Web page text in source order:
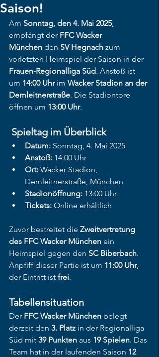
Saison!
Am Sonntag, den 4. Mai 2025,
empfängt der FFC Wacker
München den SV Hegnach zum
vorletzten Heimspiel der Saison in der
Frauen-Regionalliga Süd. Anstoß ist
um 14:00 Uhr im Wacker Stadion an der
Demleitnerstraße. Die Stadiontore
öffnen um 13:00 Uhr.​
Spieltag im Überblick
Datum: Sonntag, 4. Mai 2025
Anstoß: 14:00 Uhr
Ort: Wacker Stadion,
Demleitnerstraße, München
Stadionöffnung: 13:00 Uhr
Tickets: Online erhältlich​
Zuvor bestreitet die Zweitvertretung
des FFC Wacker München ein
Heimspiel gegen den SC Biberbach.
Anpfiff dieser Partie ist um 11:00 Uhr,
der Eintritt ist frei.​
Tabellensituation
Der FFC Wacker München belegt
derzeit den 3. Platz in der Regionalliga
Süd mit 39 Punkten aus 19 Spielen. Das
Team hat in der laufenden Saison 12